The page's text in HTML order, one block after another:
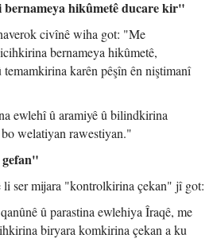
bernameya hikûmetê ducare kir"
civînê wiha got: "Me
bernameya hikûmetê,
karên pêşîn ên niştimanî
ewlehî û aramiyê û bilindkirina
welatiyan rawestiyan."
li ser mijara "kontrolkirina çekan" jî got:
û parastina ewlehiya Îraqê, me
biryara komkirina çekan a ku